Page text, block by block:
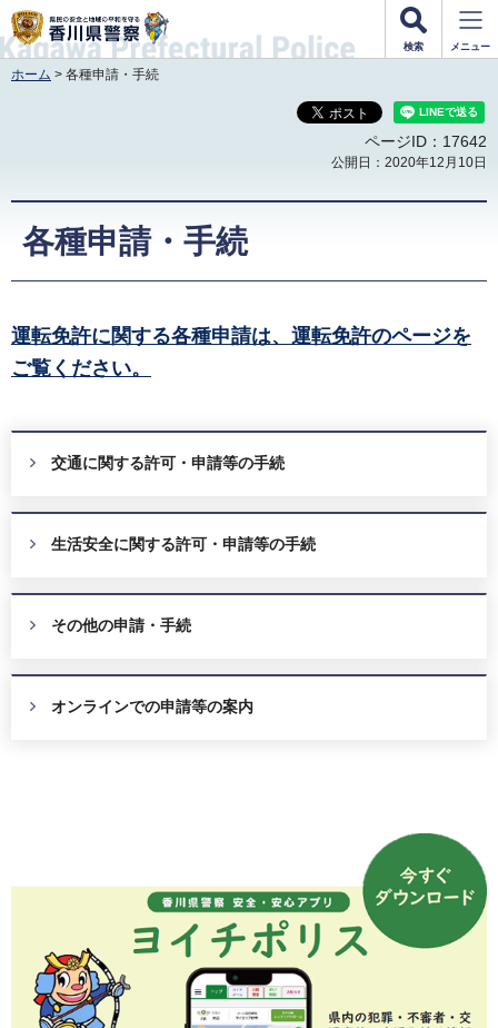
香川県警察
検索 メニュー
ホーム > 各種申請・手続
ページID：17642
公開日：2020年12月10日
各種申請・手続
運転免許に関する各種申請は、運転免許のページを
ご覧ください。
交通に関する許可・申請等の手続
生活安全に関する許可・申請等の手続
その他の申請・手続
オンラインでの申請等の案内